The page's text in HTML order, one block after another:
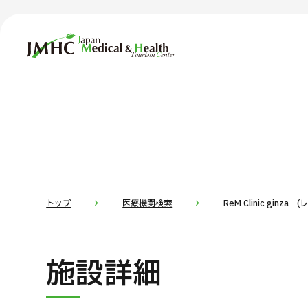
ジャパン・メディカル＆ヘルスツーリズムセンター（
受診の流れ
トップ 医療機関検索 ReM Clinic ginza (レ
施設詳細